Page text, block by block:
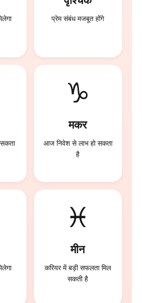
प्रेम संबंध मजबूत होंगे
♑
मकर
आज निवेश से लाभ हो सकता
है
♓
मीन
करियर में बड़ी सफलता मिल
सकती है